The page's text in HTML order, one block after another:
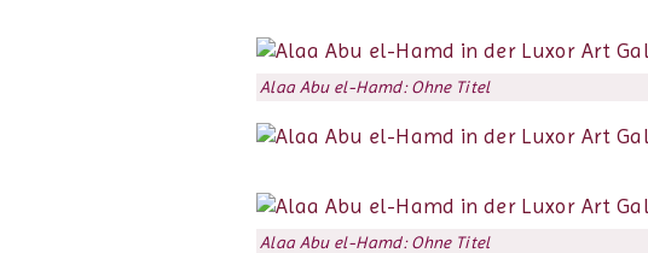
Alaa Abu el-Hamd: Ohne Titel
Alaa Abu el-Hamd: Ohne Titel